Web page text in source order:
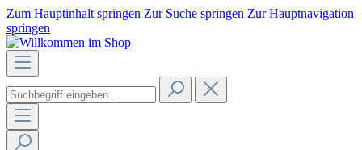
Zum Hauptinhalt springen Zur Suche springen Zur Hauptnavigation
springen